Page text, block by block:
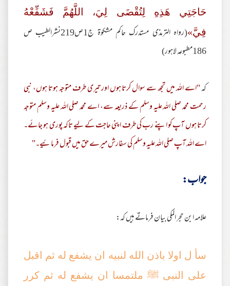
حَاجَتِي هَذِهِ لِتُقْضَى لِيَ، اللَّهُمَّ فَشَفِّعْهُ
فِيَّ»
(رواه الترمذى مستدرك حاكم مشكوة ج1ص219نشرالطيب ص
186مطبوعه لاهور)
کہ"اے اللہ میں تجھ سے سوال کرتا ہوں اور تیری طرف متوجہ ہوتا ہوں، نبی
رحمت محمد صلی اللہ علیہ وسلم کے ذریعہ سے، اے محمد صلی اللہ علیہ وسلم متوجہ
کرتا ہوں آپ کو اپنے رب کی طرف اپنی حاجت کے لیے تاکہ پوری ہو جائے۔
اے اللہ آپ صلی اللہ علیہ وسلم کی سفارش میرے حق میں قبول فرمائیے۔"
جواب:
علامہ ابن حجر المکی بیان فرماتے ہیں کہ:
سأ ل اولا باذن الله لنبيه ان يشفع له ثم اقبل
على النبى ﷺ ملتمسا ان يشفع له ثم كرر